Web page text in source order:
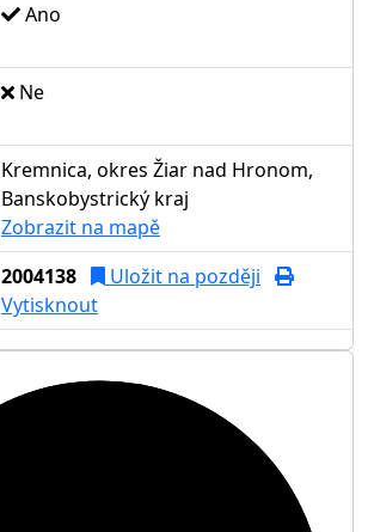
Ano
Ne
Kremnica, okres Žiar nad Hronom,
Banskobystrický kraj
Zobrazit na mapě
2004138
Uložit na později
Vytisknout